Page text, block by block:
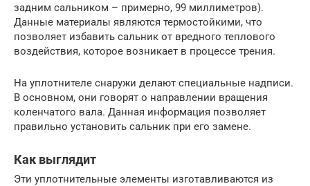
задним сальником – примерно, 99 миллиметров).
Данные материалы являются термостойкими, что
позволяет избавить сальник от вредного теплового
воздействия, которое возникает в процессе трения.
На уплотнителе снаружи делают специальные надписи.
В основном, они говорят о направлении вращения
коленчатого вала. Данная информация позволяет
правильно установить сальник при его замене.
Как выглядит
Эти уплотнительные элементы изготавливаются из